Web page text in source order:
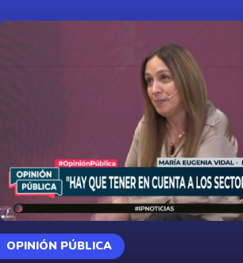
OPINIÓN PÚBLICA